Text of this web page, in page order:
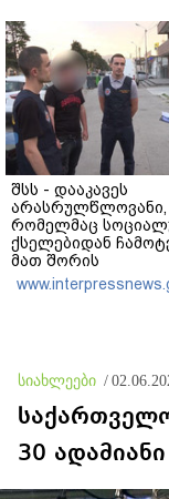
შსს - დააკავეს
არასრულწლოვანი,
რომელმაც
ქსელებიდან
მათ შორის
ფოტოსურათები,
გაავრცელა
სიახლეები /
30